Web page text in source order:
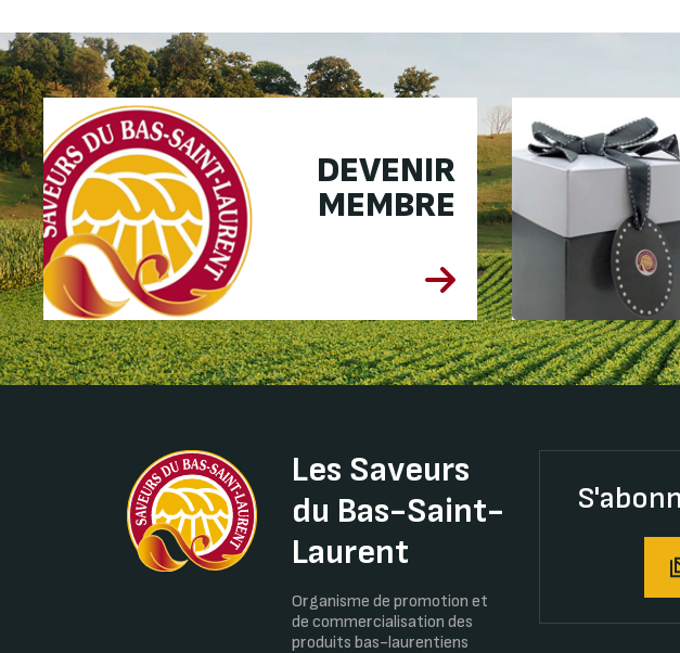
DEVENIR
MEMBRE
Les Saveurs
du Bas-Saint-
Laurent
Organisme de promotion et
de commercialisation des
produits bas-laurentiens